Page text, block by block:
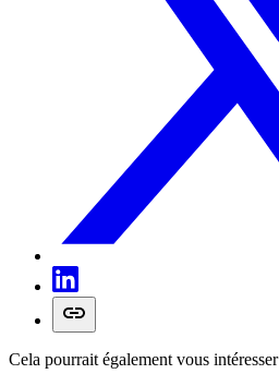
Cela pourrait également vous intéresser